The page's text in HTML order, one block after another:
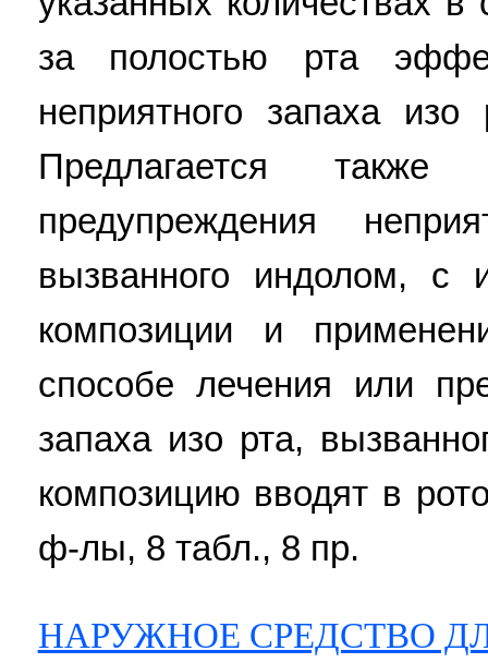
за полостью рта
неприятного запаха
Предлагается
предупреждения
вызванного индолом, с
композиции и
способе лечения или
запаха изо рта,
композицию вводят в
ф-лы, 8 табл., 8 пр.
НАРУЖНОЕ СРЕДСТВО